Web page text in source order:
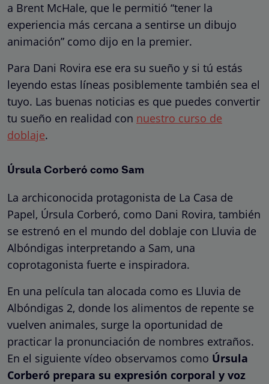
a Brent McHale, que le permitió “tener la
experiencia más cercana a sentirse un dibujo
animación” como dijo en la premier.
Para Dani Rovira ese era su sueño y si tú estás
leyendo estas líneas posiblemente también sea el
tuyo. Las buenas noticias es que puedes convertir
tu sueño en realidad con nuestro curso de
doblaje.
Úrsula Corberó como Sam
La archiconocida protagonista de La Casa de
Papel, Úrsula Corberó, como Dani Rovira, también
se estrenó en el mundo del doblaje con Lluvia de
Albóndigas interpretando a Sam, una
coprotagonista fuerte e inspiradora.
En una película tan alocada como es Lluvia de
Albóndigas 2, donde los alimentos de repente se
vuelven animales, surge la oportunidad de
practicar la pronunciación de nombres extraños.
En el siguiente vídeo observamos como Úrsula
Corberó prepara su expresión corporal y voz